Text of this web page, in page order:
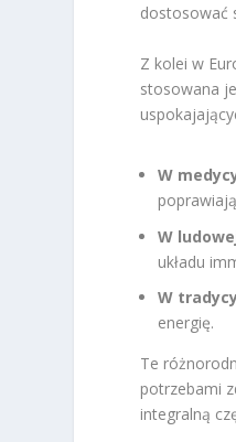
dostosować
Z kolei w
stosowana
W
W
układu
W
energię.
Te
potrzebami
integralną